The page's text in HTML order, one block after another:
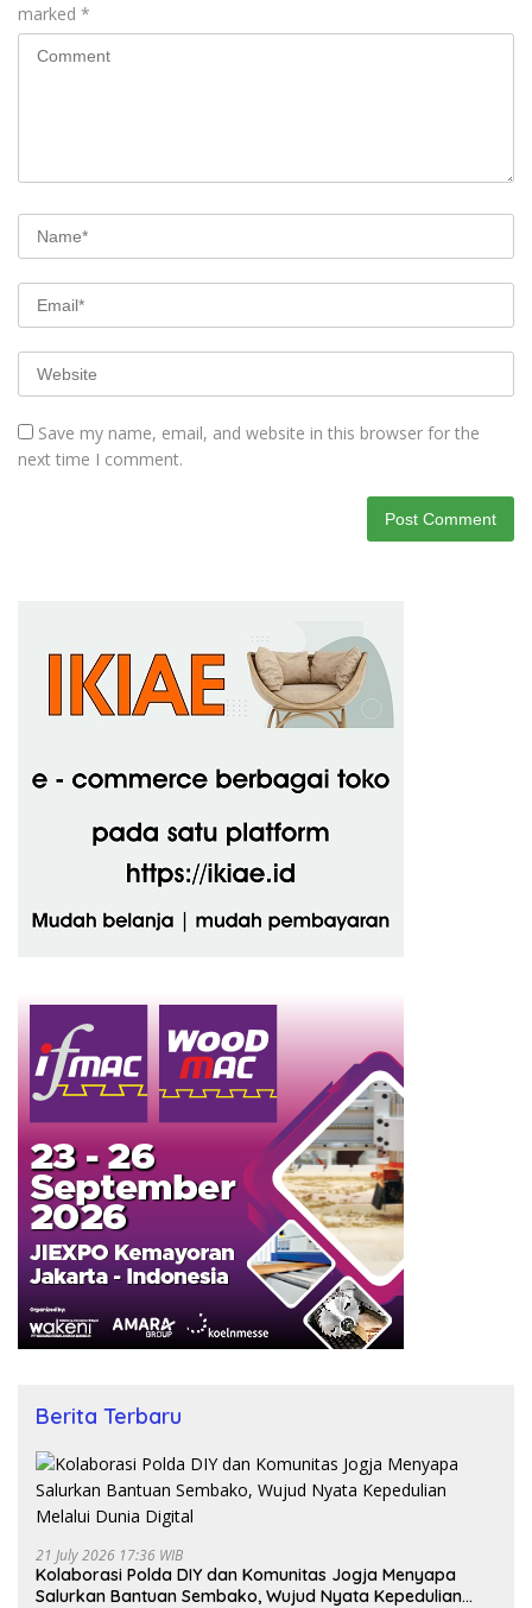
marked *
Save my name, email, and website in this browser for the
next time I comment.
Berita Terbaru
21 July 2026 17:36 WIB
Kolaborasi Polda DIY dan Komunitas Jogja Menyapa
Salurkan Bantuan Sembako, Wujud Nyata Kepedulian